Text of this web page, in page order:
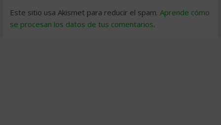
Este sitio usa Akismet para reducir el spam. Aprende cómo
se procesan los datos de tus comentarios.